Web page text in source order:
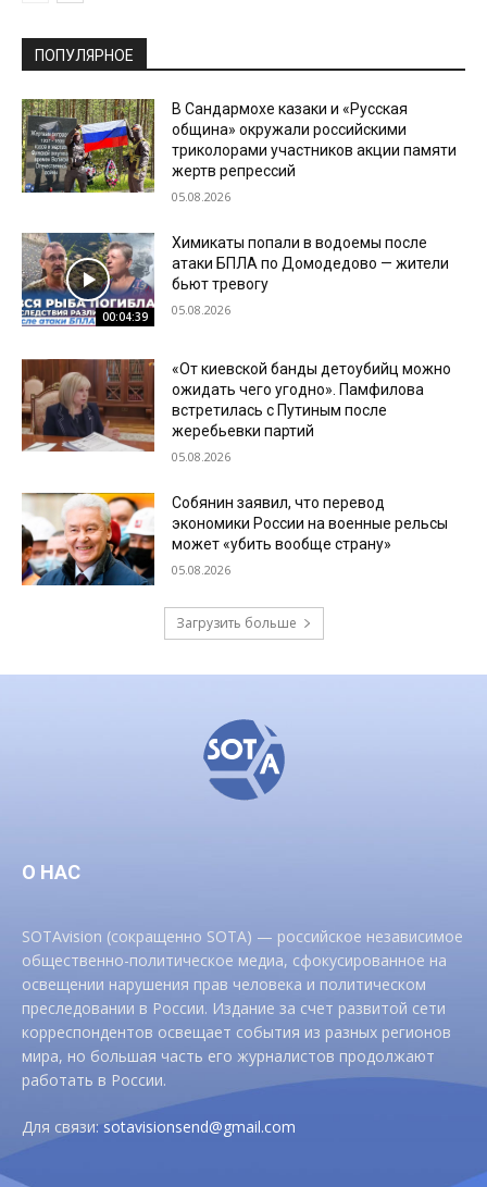
ПОПУЛЯРНОЕ
В Сандармохе казаки и «Русская
община» окружали российскими
триколорами участников акции памяти
жертв репрессий
05.08.2026
00:04:39
Химикаты попали в водоемы после
атаки БПЛА по Домодедово — жители
бьют тревогу
05.08.2026
«От киевской банды детоубийц можно
ожидать чего угодно». Памфилова
встретилась с Путиным после
жеребьевки партий
05.08.2026
Собянин заявил, что перевод
экономики России на военные рельсы
может «убить вообще страну»
05.08.2026
Загрузить больше
О НАС
SOTAvision (сокращенно SOTA) — российское независимое
общественно-политическое медиа, сфокусированное на
освещении нарушения прав человека и политическом
преследовании в России. Издание за счет развитой сети
корреспондентов освещает события из разных регионов
мира, но большая часть его журналистов продолжают
работать в России.
Для связи:sotavisionsend@gmail.com